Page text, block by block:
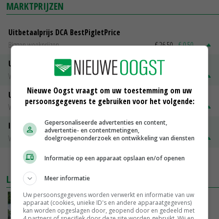
MARKTPRIJZEN
Uitbetaalprijs DCA BestPigletPrice
Biggen weekprijzen
€ 26,50 € 0,50
Uitbetaalprijs Compaxo
Vleesvarkens
€ 1,32
Uitbetaalprijs Van Rooi Meat
Vleesvarkens
€ 1,25 € 0,10
ISN prijs Frankrijk
Vleesvarkens
€ 1,78 € 0,06
MEER MARKTPRIJZEN
LAATSTE NIEUWS
Oekraïne-vlogger Kees Huizinga: ‘Bezoek van
de ambassade mag zelf groente plukken’
Nieuwe Oogst vraagt om uw toestemming om uw
persoonsgegevens te gebruiken voor het volgende:
Gepersonaliseerde advertenties en content,
advertentie- en contentmetingen,
doelgroepenonderzoek en ontwikkeling van diensten
Informatie op een apparaat opslaan en/of openen
Meer informatie
Uw persoonsgegevens worden verwerkt en informatie van uw
apparaat (cookies, unieke ID's en andere apparaatgegevens)
kan worden opgeslagen door, geopend door en gedeeld met